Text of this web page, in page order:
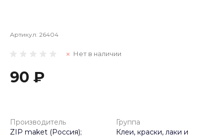
Артикул: 26404
Нет в наличии
90 ₽
Производитель
ZIP maket (Россия);
Группа
Клеи, краски, лаки и